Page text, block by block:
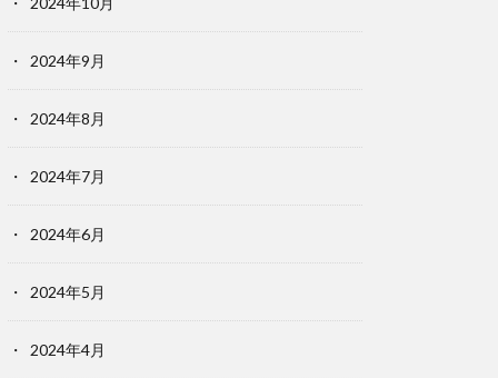
2024年9月
2024年8月
2024年7月
2024年6月
2024年5月
2024年4月